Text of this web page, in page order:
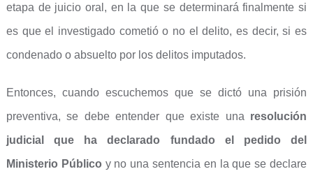
etapa de juicio oral, en la que se determinará finalmente si
es que el investigado cometió o no el delito, es decir, si es
condenado o absuelto por los delitos imputados.
Entonces, cuando escuchemos que se dictó una prisión
preventiva, se debe entender que existe una resolución
judicial que ha declarado fundado el pedido del
Ministerio Público y no una sentencia en la que se declare